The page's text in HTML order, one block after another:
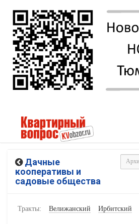
Дачные
кооперативы и
садовые общества
Тракты: Велижанский Ирбитский